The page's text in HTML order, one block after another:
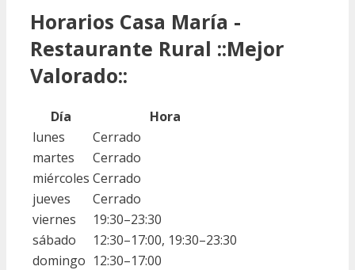
Horarios Casa María -
Restaurante Rural ::Mejor
Valorado::
Día
Hora
lunes
Cerrado
martes
Cerrado
miércoles Cerrado
jueves
Cerrado
viernes
19:30–23:30
sábado
12:30–17:00, 19:30–23:30
domingo 12:30–17:00